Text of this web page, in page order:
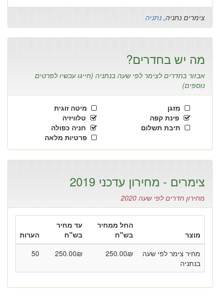
צימרים נתניה, נתניה
מה יש בחדרים?
אבזור בחדרים לצימר לפי שעה בנתניה (חייגו עכשיו לפרטים
נוספים)
מיטה זוגית
מזגן
טלוויזיה
פינת קפה
חניה כפולה
תיבת תשלום
פרטיות מלאה
צימרים - מחירון עדכני 2019
מחירון חדרים לפי שעה 2020
מוצר
החל ממחיר
בש"ח
עד מחיר
בש"ח
הערות
מחיר צימר לפי שעה
בנתניה
250.00₪
250.00₪
50